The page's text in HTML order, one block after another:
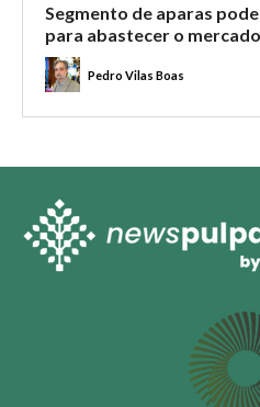
Segmento de aparas
para abastecer o mercado
Pedro Vilas Boas